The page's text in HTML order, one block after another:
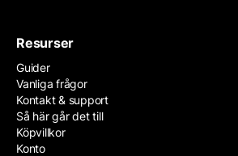
Resurser
Guider
Vanliga frågor
Kontakt & support
Så här går det till
Köpvillkor
Konto